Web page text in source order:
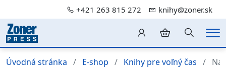
+421 263 815 272 knihy@zoner.sk
Hledání
Úvodná stránka E-shop Knihy pre voľný čas